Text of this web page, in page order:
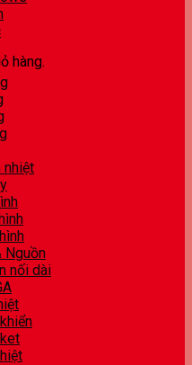
hàng.
nhiệt
Nguồn
nối dài